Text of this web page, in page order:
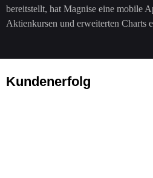
bereitstellt, hat Magnise eine mobile
Aktienkursen und erweiterten Charts
Kundenerfolg